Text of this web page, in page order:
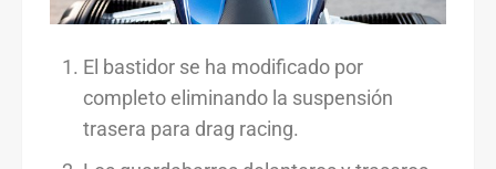
El bastidor se ha modificado por
completo eliminando la suspensión
trasera para drag racing.